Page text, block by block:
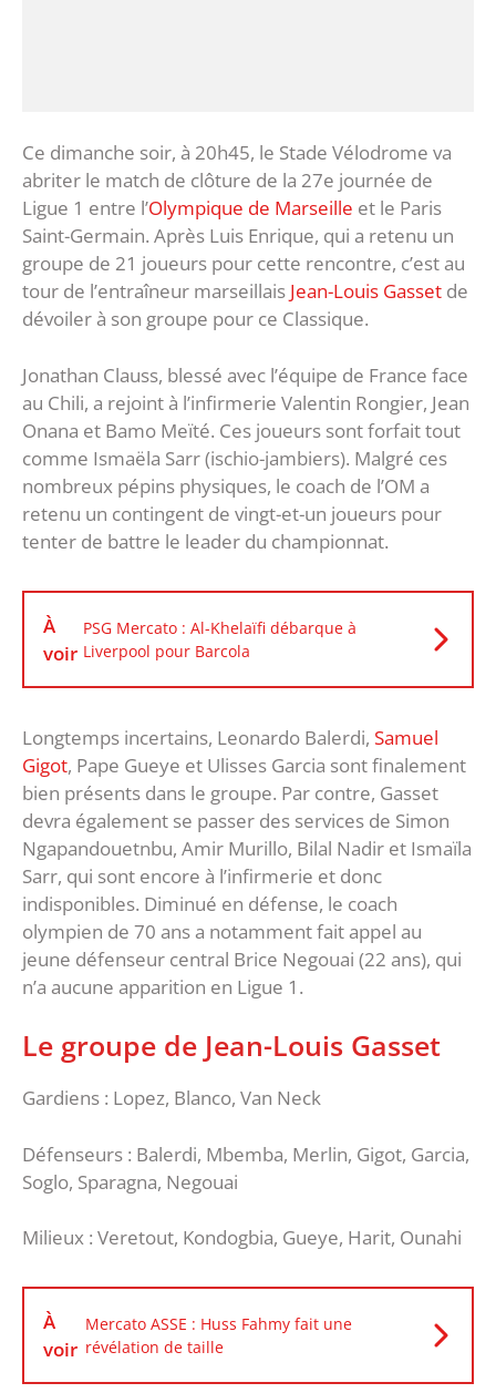
Ce dimanche soir, à 20h45, le Stade Vélodrome va
abriter le match de clôture de la 27e journée de
Ligue 1 entre l’Olympique de Marseille et le Paris
Saint-Germain. Après Luis Enrique, qui a retenu un
groupe de 21 joueurs pour cette rencontre, c’est au
tour de l’entraîneur marseillais Jean-Louis Gasset de
dévoiler à son groupe pour ce Classique.
Jonathan Clauss, blessé avec l’équipe de France face
au Chili, a rejoint à l’infirmerie Valentin Rongier, Jean
Onana et Bamo Meïté. Ces joueurs sont forfait tout
comme Ismaëla Sarr (ischio-jambiers). Malgré ces
nombreux pépins physiques, le coach de l’OM a
retenu un contingent de vingt-et-un joueurs pour
tenter de battre le leader du championnat.
À
voir
PSG Mercato : Al-Khelaïfi débarque à
Liverpool pour Barcola
Longtemps incertains, Leonardo Balerdi, Samuel
Gigot, Pape Gueye et Ulisses Garcia sont finalement
bien présents dans le groupe. Par contre, Gasset
devra également se passer des services de Simon
Ngapandouetnbu, Amir Murillo, Bilal Nadir et Ismaïla
Sarr, qui sont encore à l’infirmerie et donc
indisponibles. Diminué en défense, le coach
olympien de 70 ans a notamment fait appel au
jeune défenseur central Brice Negouai (22 ans), qui
n’a aucune apparition en Ligue 1.
Le groupe de Jean-Louis Gasset
Gardiens : Lopez, Blanco, Van Neck
Défenseurs : Balerdi, Mbemba, Merlin, Gigot, Garcia,
Soglo, Sparagna, Negouai
Milieux : Veretout, Kondogbia, Gueye, Harit, Ounahi
À
voir
Mercato ASSE : Huss Fahmy fait une
révélation de taille